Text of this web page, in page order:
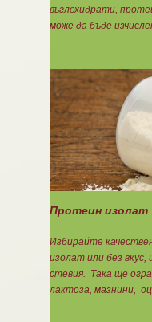
въглехидрати,
може да бъде
етикет: Протеини:
протеин в 100 г =
блок.
въглехидрати в 100
въглехидрати за 1
количеството
мазнините за 1 блок.
Протеин изолат
Избирайте
изолат или без вкус,
стевия. Така ще
лактоза, мазнини,